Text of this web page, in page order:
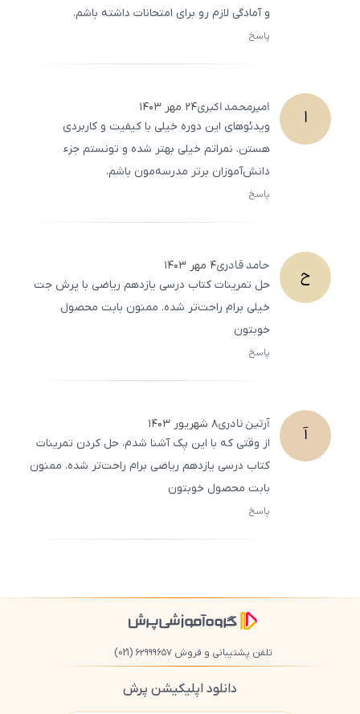
و آمادگی لازم رو برای امتحانات داشته باشم.
پاسخ
ا امیرمحمداکبری۲۴ مهر ۱۴۰۳
ویدئوهای این دوره خیلی با کیفیت و کاربردی
هستن. نمراتم خیلی بهتر شده و تونستم جزء
دانش‌آموزان برتر مدرسه‌مون باشم.
پاسخ
ح حامدقادری۴ مهر ۱۴۰۳
حل تمرینات کتاب درسی یازدهم ریاضی با پرش جت
خیلی برام راحت‌تر شده. ممنون بابت محصول
خوبتون
پاسخ
آ آرتیننادری۸ شهریور ۱۴۰۳
از وقتی که با این پک آشنا شدم، حل کردن تمرینات
کتاب درسی یازدهم ریاضی برام راحت‌تر شده. ممنون
بابت محصول خوبتون
پاسخ
تلفن پشتیبانی و فروش ۶۲۹۹۹۶۵۷ (021)
دانلود اپلیکیشن پرش